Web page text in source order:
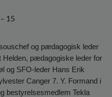
15
og pædagogisk leder
Helden, pædagogiske leder for
og SFO-leder Hans Erik
Canger 7. Y. Formand i
bestyrelsesmedlem Tekla